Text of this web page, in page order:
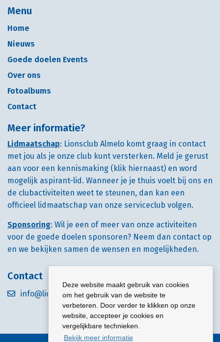
Deze website maakt gebruik van cookies
om het gebruik van de website te
verbeteren. Door verder te klikken op onze
website, accepteer je cookies en
vergelijkbare technieken.
Bekijk meer informatie
Menu
Home
Nieuws
Goede doelen Events
Over ons
Fotoalbums
Contact
Meer informatie?
Lidmaatschap: Lionsclub Almelo komt graag in contact
met jou als je onze club kunt versterken. Meld je gerust
aan voor een kennismaking (klik hiernaast) en word
mogelijk aspirant-lid. Wanneer je je thuis voelt bij ons en
de clubactiviteiten weet te steunen, dan kan een
officieel lidmaatschap van onze serviceclub volgen.
Sponsoring: Wil je een of meer van onze activiteiten
voor de goede doelen sponsoren? Neem dan contact op
en we bekijken samen de wensen en mogelijkheden.
Contact
info@lionsalmelo.nl